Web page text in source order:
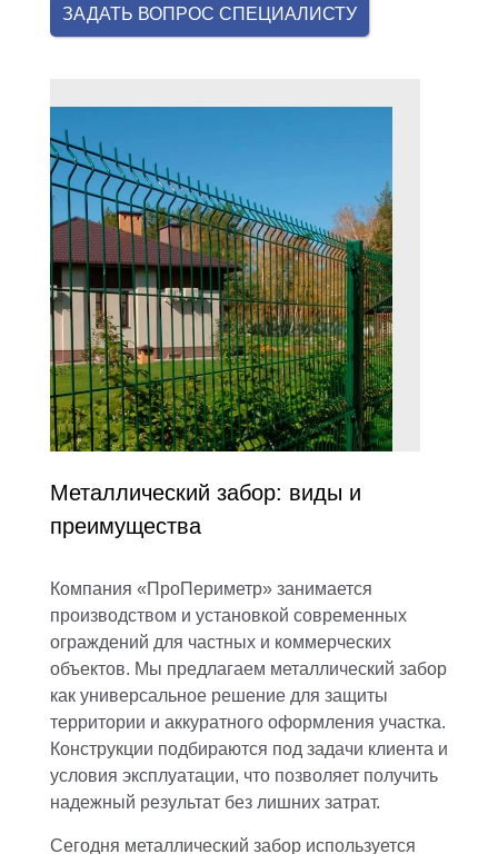
ЗАДАТЬ ВОПРОС СПЕЦИАЛИСТУ
Металлический забор: виды и
преимущества
Компания «ПроПериметр» занимается
производством и установкой современных
ограждений для частных и коммерческих
объектов. Мы предлагаем металлический забор
как универсальное решение для защиты
территории и аккуратного оформления участка.
Конструкции подбираются под задачи клиента и
условия эксплуатации, что позволяет получить
надежный результат без лишних затрат.
Сегодня металлический забор используется